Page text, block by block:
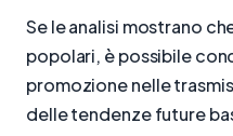
Se le analisi mostrano
popolari, è possibile
promozione nelle
delle tendenze future